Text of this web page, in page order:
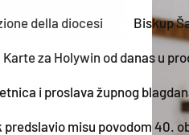
della diocesi Biskup
Karte za Holywin od danas u
i proslava župnog
predslavio misu povodom 40.